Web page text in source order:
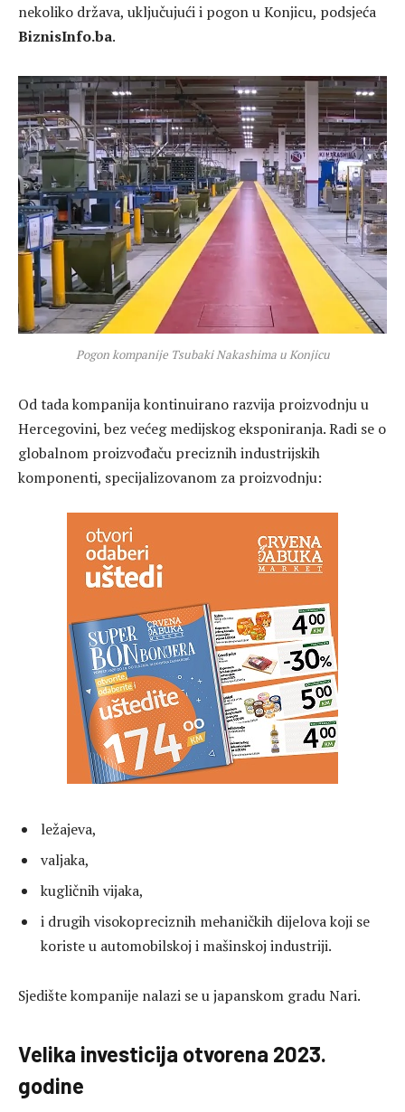
nekoliko država, uključujući i pogon u Konjicu, podsjeća
BiznisInfo.ba.
Pogon kompanije Tsubaki Nakashima u Konjicu
Od tada kompanija kontinuirano razvija proizvodnju u
Hercegovini, bez većeg medijskog eksponiranja. Radi se o
globalnom proizvođaču preciznih industrijskih
komponenti, specijalizovanom za proizvodnju:
ležajeva,
valjaka,
kugličnih vijaka,
i drugih visokopreciznih mehaničkih dijelova koji se
koriste u automobilskoj i mašinskoj industriji.
Sjedište kompanije nalazi se u japanskom gradu Nari.
Velika investicija otvorena 2023.
godine